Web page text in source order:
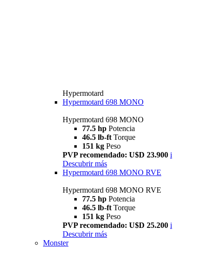
Hypermotard
Hypermotard 698 MONO
Hypermotard 698 MONO
77.5 hp Potencia
46.5 lb-ft Torque
151 kg Peso
PVP recomendado: U$D 23.900 i
Descubrir más
Hypermotard 698 MONO RVE
Hypermotard 698 MONO RVE
77.5 hp Potencia
46.5 lb-ft Torque
151 kg Peso
PVP recomendado: U$D 25.200 i
Descubrir más
Monster